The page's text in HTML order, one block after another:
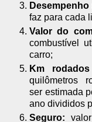
Desempenho
faz para cada
Valor do
combustível
carro;
Km
quilômetros
ser estimada
ano divididos
Seguro: